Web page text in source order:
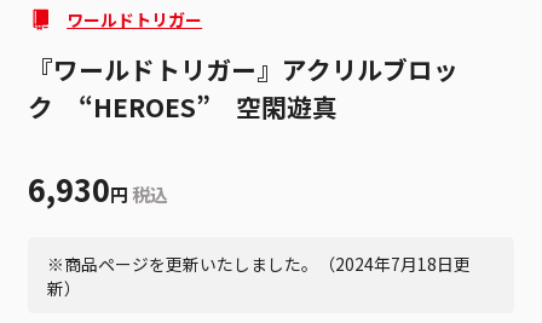
ワールドトリガー
『ワールドトリガー』アクリルブロッ
ク “HEROES” 空閑遊真
6,930円 税込
※商品ページを更新いたしました。（2024年7月18日更
新）